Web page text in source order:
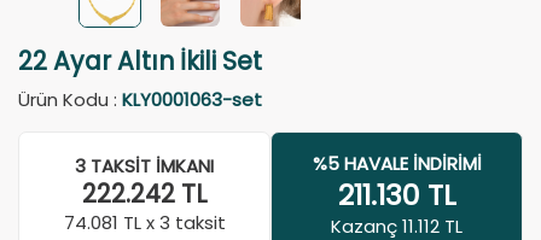
22 Ayar Altın İkili Set
Ürün Kodu : KLY0001063-set
3 TAKSIT İMKANI
222.242TL
74.081 TL x 3 taksit
%5 HAVALE İNDIRIMI
211.130 TL
Kazanç 11.112 TL